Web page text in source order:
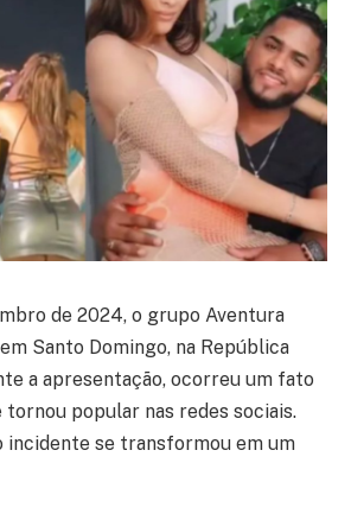
de 2024, o grupo Aventura
Santo Domingo, na República
a apresentação, ocorreu um fato
tornou popular nas redes sociais.
incidente se transformou em um